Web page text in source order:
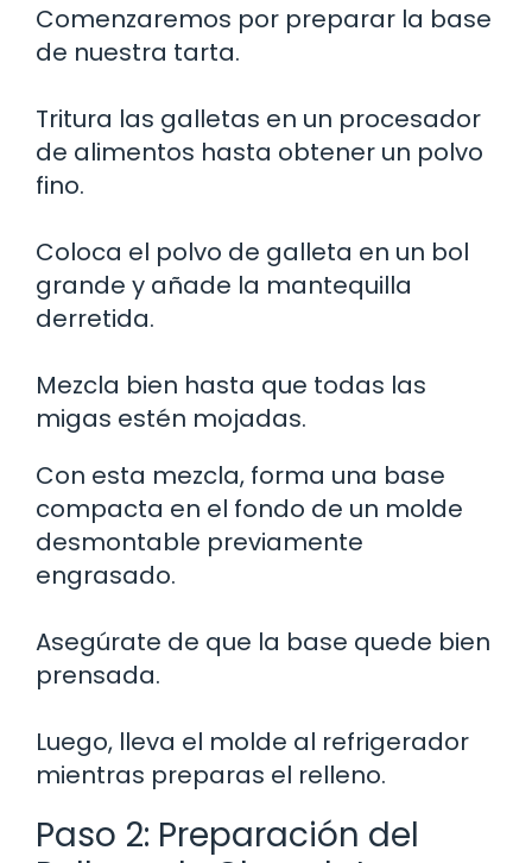
Comenzaremos por preparar la base
de nuestra tarta.
Tritura las galletas en un procesador
de alimentos hasta obtener un polvo
fino.
Coloca el polvo de galleta en un bol
grande y añade la mantequilla
derretida.
Mezcla bien hasta que todas las
migas estén mojadas.
Con esta mezcla, forma una base
compacta en el fondo de un molde
desmontable previamente
engrasado.
Asegúrate de que la base quede bien
prensada.
Luego, lleva el molde al refrigerador
mientras preparas el relleno.
Paso 2: Preparación del